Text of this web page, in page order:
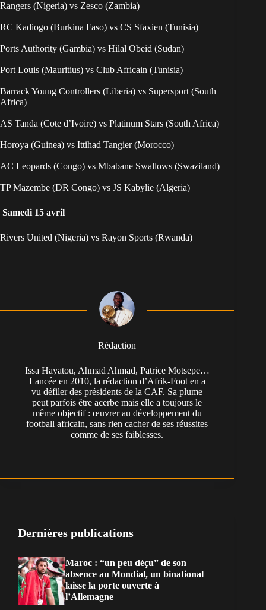
Rangers (Nigeria) vs Zesco (Zambia)
RC Kadiogo (Burkina Faso) vs CS Sfaxien (Tunisia)
Ports Authority (Gambia) vs Hilal Obeid (Sudan)
Port Louis (Mauritius) vs Club Africain (Tunisia)
Barrack Young Controllers (Liberia) vs Supersport (South
Africa)
AS Tanda (Cote d’Ivoire) vs Platinum Stars (South Africa)
Horoya (Guinea) vs Ittihad Tangier (Morocco)
AC Leopards (Congo) vs Mbabane Swallows (Swaziland)
TP Mazembe (DR Congo) vs JS Kabylie (Algeria)
Samedi 15 avril
Rivers United (Nigeria) vs Rayon Sports (Rwanda)
Rédaction
Issa Hayatou, Ahmad Ahmad, Patrice Motsepe…
Lancée en 2010, la rédaction d’Afrik-Foot en a
vu défiler des présidents de la CAF. Sa plume
peut parfois être acerbe mais elle a toujours le
même objectif : œuvrer au développement du
football africain, sans rien cacher de ses réussites
comme de ses faiblesses.
Dernières publications
Maroc : “un peu déçu” de son
absence au Mondial, un binational
laisse la porte ouverte à
l’Allemagne